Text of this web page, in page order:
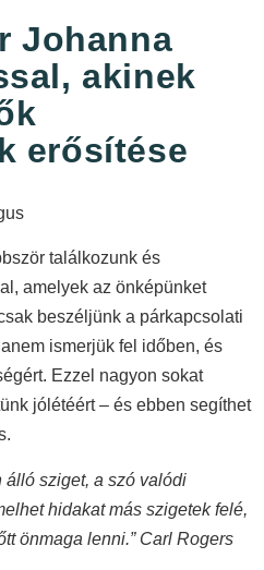
Johanna
akinek
erősítése
találkozunk és
amelyek az önképünket
beszéljünk a párkapcsolati
ismerjük fel időben, és
Ezzel nagyon sokat
jólétéért – és ebben segíthet
álló sziget, a szó valódi
hidakat más szigetek felé,
önmaga lenni.” Carl Rogers